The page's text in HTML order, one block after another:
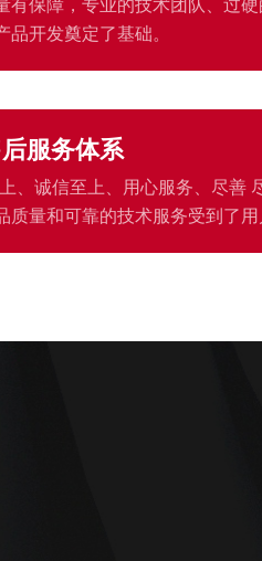
有保障，专业的技术团队、过
品开发奠定了基础。
服务体系
、诚信至上、用心服务、尽善
质量和可靠的技术服务受到了